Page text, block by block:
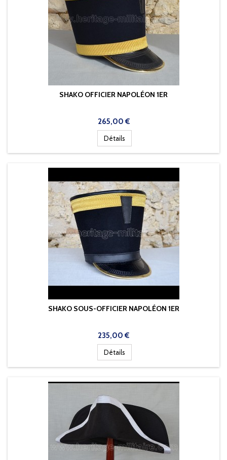
SHAKO OFFICIER NAPOLÉON 1ER
Prix
265,00 €
Détails
SHAKO SOUS-OFFICIER NAPOLÉON 1ER
Prix
235,00 €
Détails